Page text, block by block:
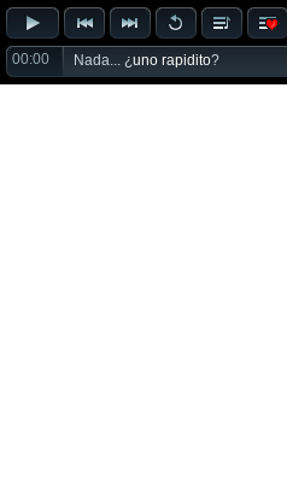
00:00 Nada... ¿uno rapidito?